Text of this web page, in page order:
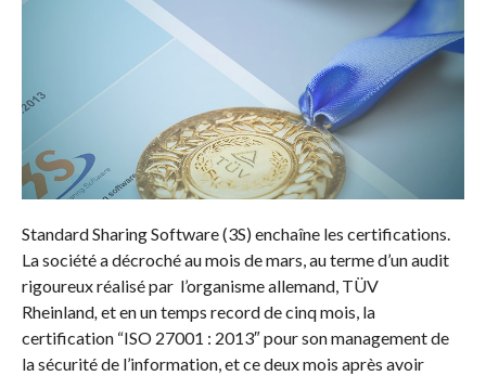
Standard Sharing Software (3S) enchaîne les certifications.
La société a décroché au mois de mars, au terme d’un audit
rigoureux réalisé par l’organisme allemand, TÜV
Rheinland,et en un temps record de cinq mois, la
certification “ISO 27001 : 2013″ pour son management de
la sécurité de l’information, et ce deux mois après avoir